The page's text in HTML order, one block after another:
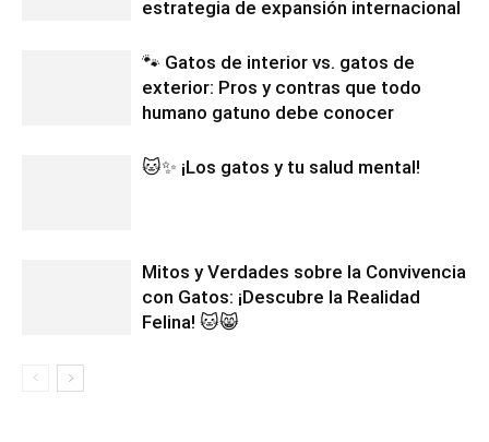
estrategia de expansión internacional
🐾 Gatos de interior vs. gatos de
exterior: Pros y contras que todo
humano gatuno debe conocer
🐱✨ ¡Los gatos y tu salud mental!
Mitos y Verdades sobre la Convivencia
con Gatos: ¡Descubre la Realidad
Felina! 🐱😸